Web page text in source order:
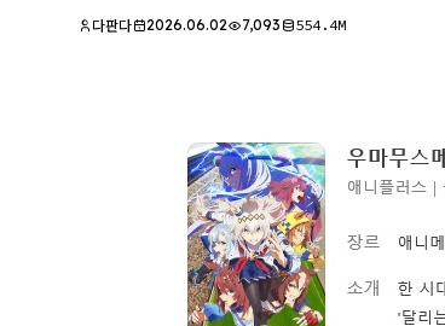
다판다 2026.06.02 7,093 554.4M